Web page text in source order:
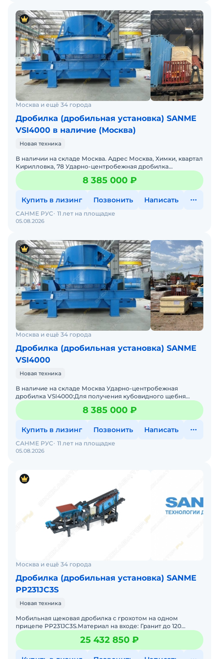
Москва и ещё 34 города
Дробилка (дробильная установка) SANME
VSI4000 в наличие (Москва)
Новая техника
В наличии на складе Москва. Адрес Москва, Химки, квартал
Кирилловка, 78 Ударно-центробежная дробилка
VSI4000:Для получения кубовидного щебня мелкой
фракции и п
8 385 000 ₽
Купить в лизинг Позвонить Написать
05.08.2026
САНМЕ РУС 11 лет на площадке
Москва и ещё 34 города
Дробилка (дробильная установка) SANME
VSI4000
Новая техника
В наличие на складе Москва Ударно-центробежная
дробилка VSI4000:Для получения кубовидного щебня
мелкой фракции и песка с лещадностью до 10% (1-ая группа
ГОСТ 8
8 385 000 ₽
Купить в лизинг Позвонить Написать
05.08.2026
САНМЕ РУС 11 лет на площадке
Москва и ещё 34 города
Дробилка (дробильная установка) SANME
РР231JC3S
Новая техника
Мобильная щековая дробилка с грохотом на одном
прицепе РР231JC3S.Материал на входе: Гранит до 120
МПаВходящий размер до 500ммНа выходе фракции:0-
40,40-70ммПроиз
25 432 850 ₽